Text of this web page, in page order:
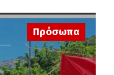
Πρόσωπα